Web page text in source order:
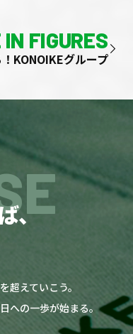
FIGURES
KONOIKEグループ
、
超えていこう。
への一歩が始まる。